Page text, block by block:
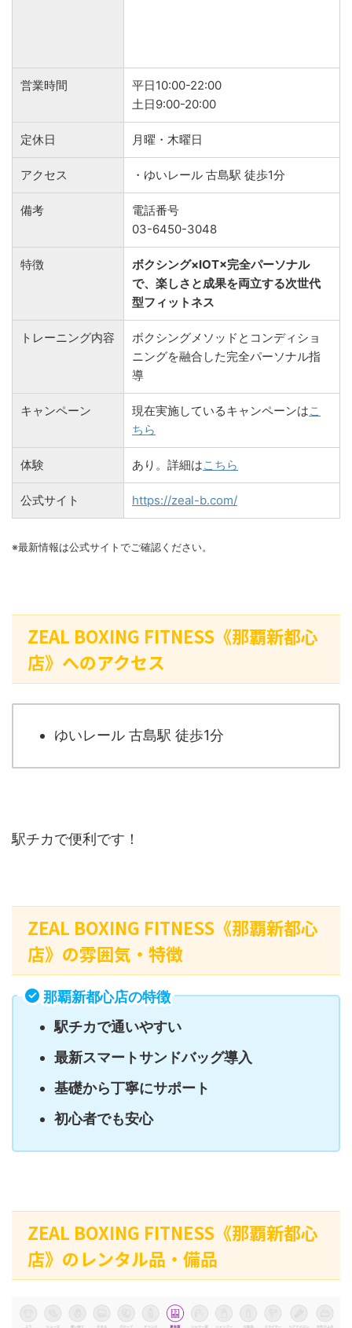
営業時間
平日10:00-22:00
土日9:00-20:00
定休日 月曜・木曜日
アクセス ・ゆいレール 古島駅 徒歩1分
備考
電話番号
03-6450-3048
特徴
ボクシング×IOT×完全パーソナル
で、楽しさと成果を両立する次世代
型フィットネス
トレーニング内容
ボクシングメソッドとコンディショ
ニングを融合した完全パーソナル指
導
キャンペーン 現在実施しているキャンペーンはこ
ちら
体験 あり。詳細はこちら
公式サイト https://zeal-b.com/
※最新情報は公式サイトでご確認ください。
ZEAL BOXING FITNESS《那覇新都心
店》へのアクセス
ゆいレール 古島駅 徒歩1分
駅チカで便利です！
ZEAL BOXING FITNESS《那覇新都心
店》の雰囲気・特徴
那覇新都心店の特徴
駅チカで通いやすい
最新スマートサンドバッグ導入
基礎から丁寧にサポート
初心者でも安心
ZEAL BOXING FITNESS《那覇新都心
店》のレンタル品・備品